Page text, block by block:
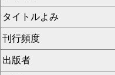
タイトルよみ
刊行頻度
出版者